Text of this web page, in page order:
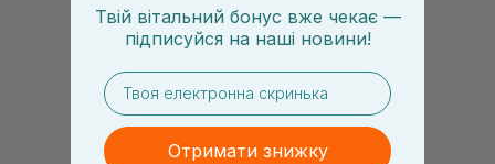
Твій вітальний бонус вже чекає —
підписуйся на наші новини!
email
Отримати знижку